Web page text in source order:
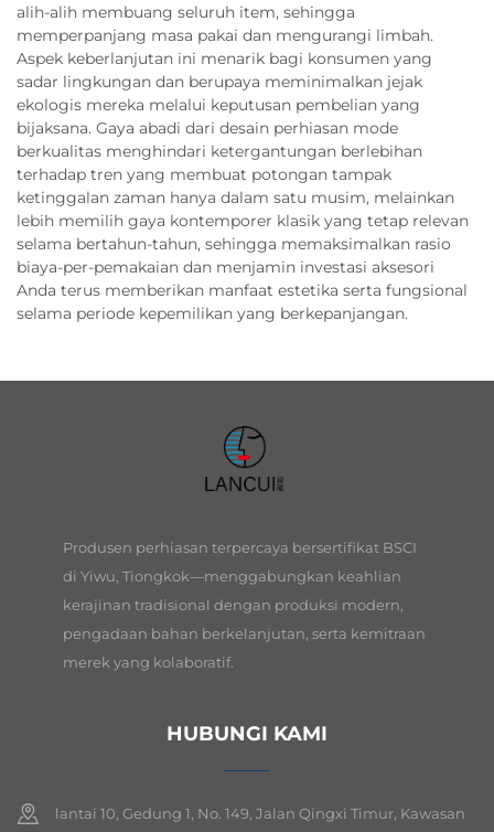
alih-alih membuang seluruh item, sehingga
memperpanjang masa pakai dan mengurangi limbah.
Aspek keberlanjutan ini menarik bagi konsumen yang
sadar lingkungan dan berupaya meminimalkan jejak
ekologis mereka melalui keputusan pembelian yang
bijaksana. Gaya abadi dari desain perhiasan mode
berkualitas menghindari ketergantungan berlebihan
terhadap tren yang membuat potongan tampak
ketinggalan zaman hanya dalam satu musim, melainkan
lebih memilih gaya kontemporer klasik yang tetap relevan
selama bertahun-tahun, sehingga memaksimalkan rasio
biaya-per-pemakaian dan menjamin investasi aksesori
Anda terus memberikan manfaat estetika serta fungsional
selama periode kepemilikan yang berkepanjangan.
Produsen perhiasan terpercaya bersertifikat BSCI
di Yiwu, Tiongkok—menggabungkan keahlian
kerajinan tradisional dengan produksi modern,
pengadaan bahan berkelanjutan, serta kemitraan
merek yang kolaboratif.
HUBUNGI KAMI
lantai 10, Gedung 1, No. 149, Jalan Qingxi Timur, Kawasan